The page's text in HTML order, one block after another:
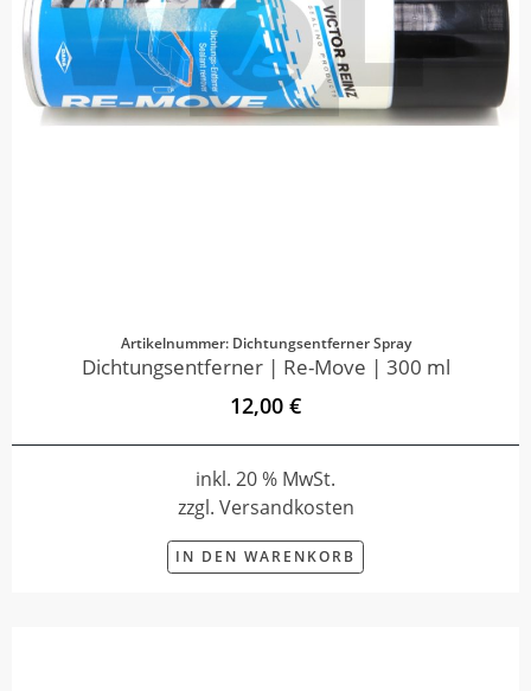
Artikelnummer: Dichtungsentferner Spray
Dichtungsentferner | Re-Move | 300 ml
12,00 €
inkl. 20 % MwSt.
zzgl. Versandkosten
IN DEN WARENKORB